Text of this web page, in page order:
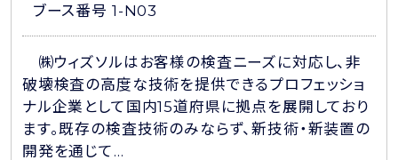
ブース番号 1-N03
㈱ウィズソルはお客様の検査ニーズに対応し、非
破壊検査の高度な技術を提供できるプロフェッショ
ナル企業として国内15道府県に拠点を展開しており
ます。既存の検査技術のみならず、新技術・新装置の
開発を通じて...